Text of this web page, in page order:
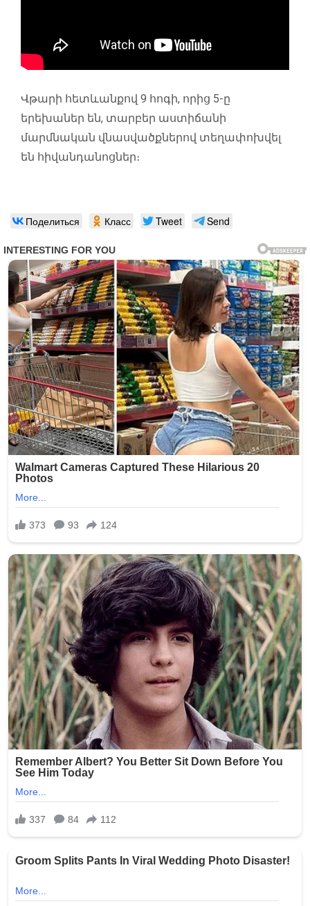
Վթարի հետևանքով 9 հոգի, որից 5-ը
երեխաներ են, տարբեր աստիճանի
մարմնական վնասվածքներով տեղափոխվել
են հիվանդանոցներ։
Поделиться Класс Tweet Send